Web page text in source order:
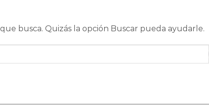
busca. Quizás la opción Buscar pueda ayudarle.